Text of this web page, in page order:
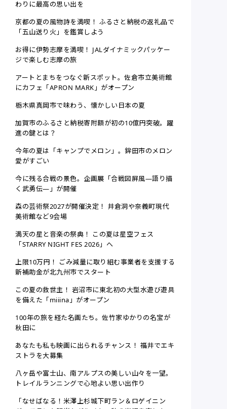
わりに最高の思い出を
京都の夏の風物詩を満喫！ ふるさと納税の返礼品で
「五山送り火」を鑑賞しよう
お得に伊勢志摩を満喫！ JALダイナミックパッケー
ジで楽しむ志摩の旅
アートとまちをつなぐ新スポット。佐倉市立美術館
にカフェ「APRON MARK」がオープン
栃木県真岡市で味わう、懐かしい日本の夏
加賀市のふるさと納税寄附額が初の10億円突破。躍
進の鍵とは？
今年の夏は「キャンプでメロン」。鉾田市のメロン
愛がすごい
今に残る合戦の景色。企画展「合戦図屏風—語り描
く武勇伝―」が開催
森の芸術祭2027が開催決定！ 井倉洞や奈義町現代
美術館など9会場
満天の星と音楽の祭典！ この夏は星空フェス
「STARRY NIGHT FES 2026」へ
上限10万円！ ごみ減量に取り組む事業者を支援する
新補助金が北九州市でスタート
この夏の救世主！ 岩沼市に東北初の大型水遊び遊具
を備えた「miiina」がオープン
100年の旅を経た名画たち。佐竹家ゆかりの名宝が
秋田に
あなたも私も映画に出られるチャンス！ 福井でエキ
ストラを大募集
八ヶ岳や富士山、南アルプスの美しい山々を一望。
トレイルランニングで心地よい思い出作り
「なせばなる！米澤上杉城下町ラン＆ロゲイニン